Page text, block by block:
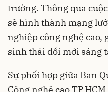
trường. Thông qua
sẽ hình thành mạng
nghiệp công nghệ cao,
sinh thái đổi mới sáng
Sự phối hợp giữa Ban